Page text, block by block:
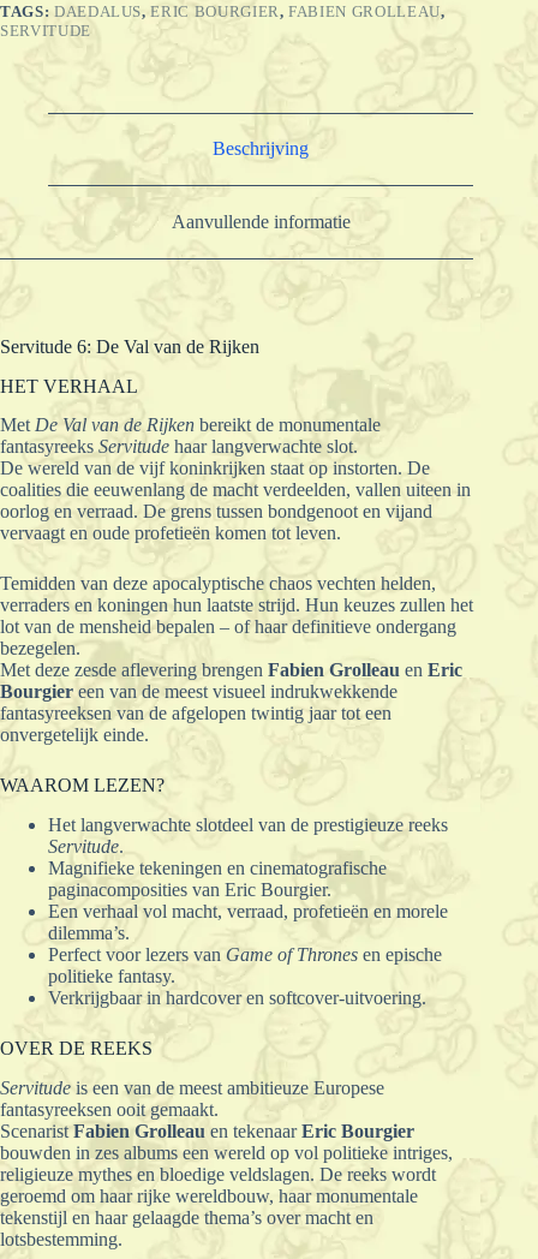
TAGS: DAEDALUS,ERIC BOURGIER,FABIEN GROLLEAU,
SERVITUDE
Beschrijving
Aanvullende informatie
Servitude 6: De Val van de Rijken
HET VERHAAL
Met De Val van de Rijken bereikt de monumentale
fantasyreeks Servitude haar langverwachte slot.
De wereld van de vijf koninkrijken staat op instorten. De
coalities die eeuwenlang de macht verdeelden, vallen uiteen in
oorlog en verraad. De grens tussen bondgenoot en vijand
vervaagt en oude profetieën komen tot leven.
Temidden van deze apocalyptische chaos vechten helden,
verraders en koningen hun laatste strijd. Hun keuzes zullen het
lot van de mensheid bepalen – of haar definitieve ondergang
bezegelen.
Met deze zesde aflevering brengen Fabien Grolleau en Eric
Bourgier een van de meest visueel indrukwekkende
fantasyreeksen van de afgelopen twintig jaar tot een
onvergetelijk einde.
WAAROM LEZEN?
Het langverwachte slotdeel van de prestigieuze reeks
Servitude.
Magnifieke tekeningen en cinematografische
paginacomposities van Eric Bourgier.
Een verhaal vol macht, verraad, profetieën en morele
dilemma’s.
Perfect voor lezers van Game of Thrones en epische
politieke fantasy.
Verkrijgbaar in hardcover en softcover-uitvoering.
OVER DE REEKS
Servitude is een van de meest ambitieuze Europese
fantasyreeksen ooit gemaakt.
ScenaristFabien Grolleau en tekenaarEric Bourgier
bouwden in zes albums een wereld op vol politieke intriges,
religieuze mythes en bloedige veldslagen. De reeks wordt
geroemd om haar rijke wereldbouw, haar monumentale
tekenstijl en haar gelaagde thema’s over macht en
lotsbestemming.